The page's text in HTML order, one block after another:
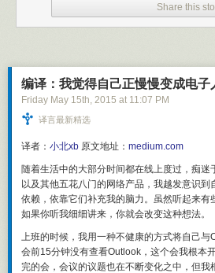
的身体和行为，深入自己的情绪和躯体感受中
通，真实地活着。
在此之上，与马相处还能提供给我们接触大自
从而促成更深刻转变的发生。
一次马术心理咨询 / 治疗具体是怎样的？
马术心理咨询可以作为一次性的咨询来使用
与咨询师进行传统工作室的心理咨询，在必要
马场与咨询师碰面，双方会商讨这次想要解决
初次接触马匹的来访者，咨询师也会为来访者
意事项。接下来咨询师会与来访者一同进入场
进行实际的心理工作部分。在结束时，双方会
排或做一完结。家庭和团体的马术心理咨询
多，则咨询时间可能也会相应延长，比如可
询。
天没有完全按照计划生活，但与第一天相比，
要比第一天更好还是更糟？这种结果值得你额
间块里的能量水平相同，而且会遇到的干扰程
一天找到两个相似的2小时时间块，就在两天
重复之前两小时所做的事情，也完全没问题
以15分钟为间隔，为剩下的1小时45分钟安排
动。看看你更喜欢哪个时间块。
没错，按计划完成任务确实很难，但计划本身
那般重要。利用计划好的未来愿景，优化你当
制定计划的真正意义。写出一份计划的好处，
看它，让你随时重温那份计划好的未来愿景。
制定计划与视觉化想象间的关联是什么？
Share this
编译：我觉得自己正慢慢变成电子
Friday May 15th, 2015 at 11:07 PM
译言最新精选
译者： 小北xb 原文地址： medium.com
随着生活中的大部分时间都在线上度过，痴迷
以及其他五花八门的网络产品，我越发意识到
依赖，依靠它们补充我的脑力。虽然听起来有
如果你听我细细讲来，你就会改变这种想法。
上班的时候，我用一种不健康的方式将自己与
会前15分钟没有查看Outlook，这个会我根本
完的会，会议的议题也在不断变化之中，但我